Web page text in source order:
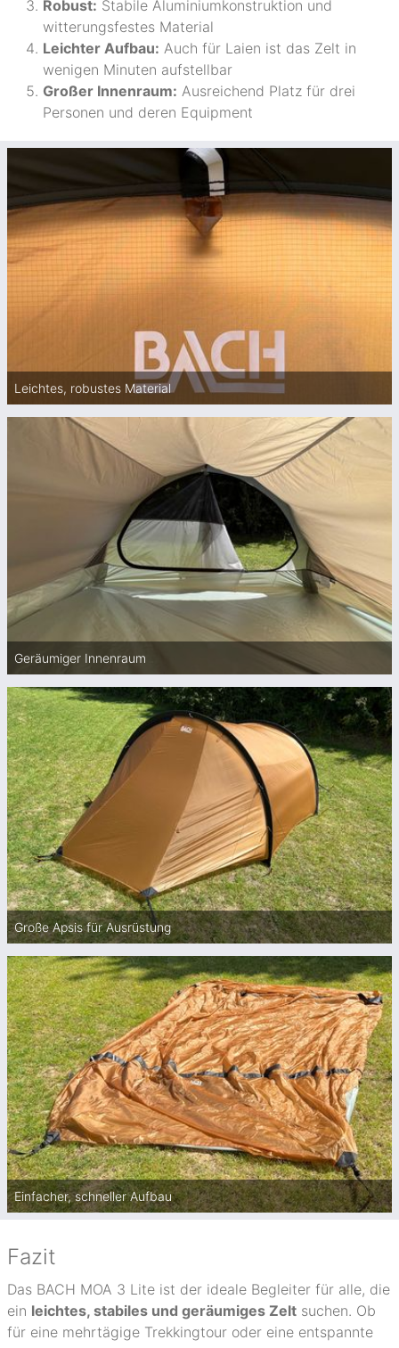
Robust: Stabile Aluminiumkonstruktion und
witterungsfestes Material
Leichter Aufbau: Auch für Laien ist das Zelt in
wenigen Minuten aufstellbar
Großer Innenraum: Ausreichend Platz für drei
Personen und deren Equipment
Leichtes, robustes Material
Geräumiger Innenraum
Große Apsis für Ausrüstung
Einfacher, schneller Aufbau
Fazit
Das BACH MOA 3 Lite ist der ideale Begleiter für alle, die
ein leichtes, stabiles und geräumiges Zelt suchen. Ob
für eine mehrtägige Trekkingtour oder eine entspannte